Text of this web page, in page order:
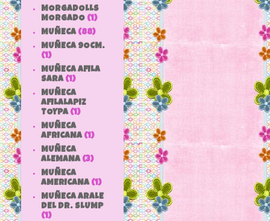
MORGADOLLS
MORGADO (1)
MUÑECA (88)
MUÑECA 9OCM.
(1)
MUÑECA AFILA
SARA (1)
MUÑECA
AFILALAPIZ
TOYPA (1)
MUÑECA
AFRICANA (1)
MUÑECA
ALEMANA (3)
MUÑECA
AMERICANA (1)
MUÑECA ARALE
DEL DR. SLUMP
(1)